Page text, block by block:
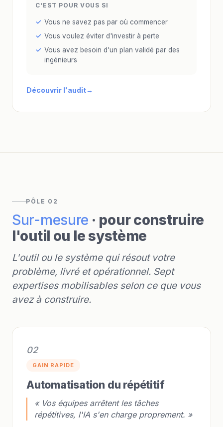
C'EST POUR VOUS SI
Vous ne savez pas par où commencer
Vous voulez éviter d'investir à perte
Vous avez besoin d'un plan validé par des
ingénieurs
Découvrir l'audit
PÔLE 02
Sur-mesure · pour construire
l'outil ou le système
L'outil ou le système qui résout votre
problème, livré et opérationnel. Sept
expertises mobilisables selon ce que vous
avez à construire.
02
GAIN RAPIDE
Automatisation du répétitif
« Vos équipes arrêtent les tâches
répétitives, l'IA s'en charge proprement. »